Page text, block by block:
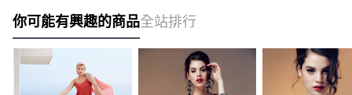
你可能有興趣的商品全站排行